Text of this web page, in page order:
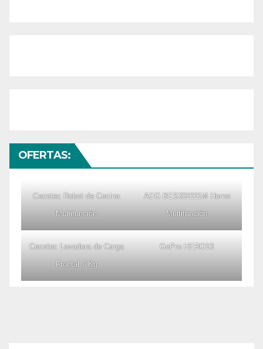
OFERTAS:
Cecotec Robot de Cocina
Multifunción
AEG BES331111M Horno
Multifunción
Cecotec Lavadora de Carga
Frontal 7 Kg
GoPro HERO13